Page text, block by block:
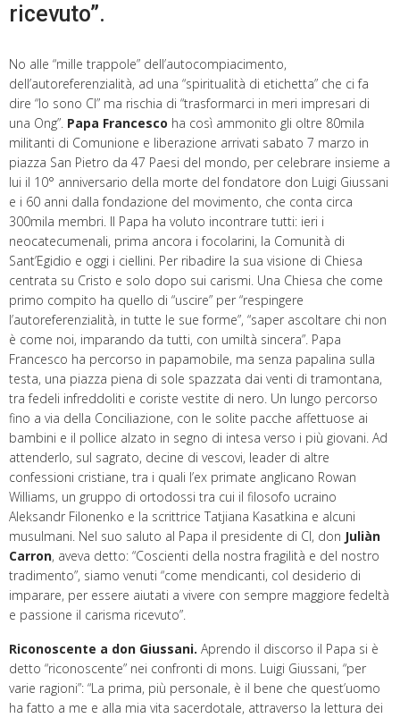
ricevuto”.
No alle “mille trappole” dell’autocompiacimento,
dell’autoreferenzialità, ad una “spiritualità di etichetta” che ci fa
dire “Io sono Cl” ma rischia di “trasformarci in meri impresari di
una Ong”. Papa Francesco ha così ammonito gli oltre 80mila
militanti di Comunione e liberazione arrivati sabato 7 marzo in
piazza San Pietro da 47 Paesi del mondo, per celebrare insieme a
lui il 10° anniversario della morte del fondatore don Luigi Giussani
e i 60 anni dalla fondazione del movimento, che conta circa
300mila membri. Il Papa ha voluto incontrare tutti: ieri i
neocatecumenali, prima ancora i focolarini, la Comunità di
Sant’Egidio e oggi i ciellini. Per ribadire la sua visione di Chiesa
centrata su Cristo e solo dopo sui carismi. Una Chiesa che come
primo compito ha quello di “uscire” per “respingere
l’autoreferenzialità, in tutte le sue forme”, “saper ascoltare chi non
è come noi, imparando da tutti, con umiltà sincera”. Papa
Francesco ha percorso in papamobile, ma senza papalina sulla
testa, una piazza piena di sole spazzata dai venti di tramontana,
tra fedeli infreddoliti e coriste vestite di nero. Un lungo percorso
fino a via della Conciliazione, con le solite pacche affettuose ai
bambini e il pollice alzato in segno di intesa verso i più giovani. Ad
attenderlo, sul sagrato, decine di vescovi, leader di altre
confessioni cristiane, tra i quali l’ex primate anglicano Rowan
Williams, un gruppo di ortodossi tra cui il filosofo ucraino
Aleksandr Filonenko e la scrittrice Tatjiana Kasatkina e alcuni
musulmani. Nel suo saluto al Papa il presidente di Cl, don Juliàn
Carron, aveva detto: “Coscienti della nostra fragilità e del nostro
tradimento”, siamo venuti “come mendicanti, col desiderio di
imparare, per essere aiutati a vivere con sempre maggiore fedeltà
e passione il carisma ricevuto”.
Riconoscente a don Giussani. Aprendo il discorso il Papa si è
detto “riconoscente” nei confronti di mons. Luigi Giussani, “per
varie ragioni”: “La prima, più personale, è il bene che quest’uomo
ha fatto a me e alla mia vita sacerdotale, attraverso la lettura dei